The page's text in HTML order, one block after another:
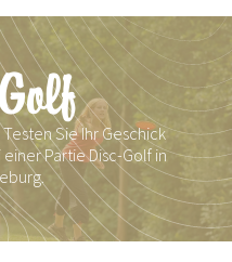
Sie Ihr Geschick
Partie Disc-Golf in